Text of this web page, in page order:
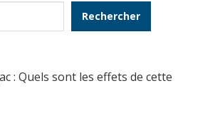
Rechercher
: Quels sont les effets de cette